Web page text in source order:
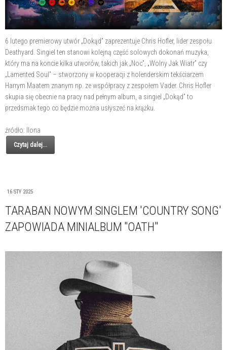
6 lutego premierowy utwór „Dokąd” zaprezentuje Chris Hofler, lider zespołu
Deathyard. Singiel ten stanowi kolejną część solowych dokonań muzyka,
który ma na koncie kilka utworów, takich jak „Noc”, „Wolny Jak Wiatr” czy
„Lamented Soul” – stworzony w kooperacji z holenderskim tekściarzem
Harrym Maatem znanym np. ze współpracy z zespołem Vader. Chris Hofler
skupia się obecnie na pracy nad pełnym album, a singiel „Dokąd” to
przedsmak tego co będzie można usłyszeć na krążku.
źródło: Ilona
Czytaj dalej...
16 STY 2025
TARABAN NOWYM SINGLEM 'COUNTRY SONG'
ZAPOWIADA MINIALBUM "OATH"